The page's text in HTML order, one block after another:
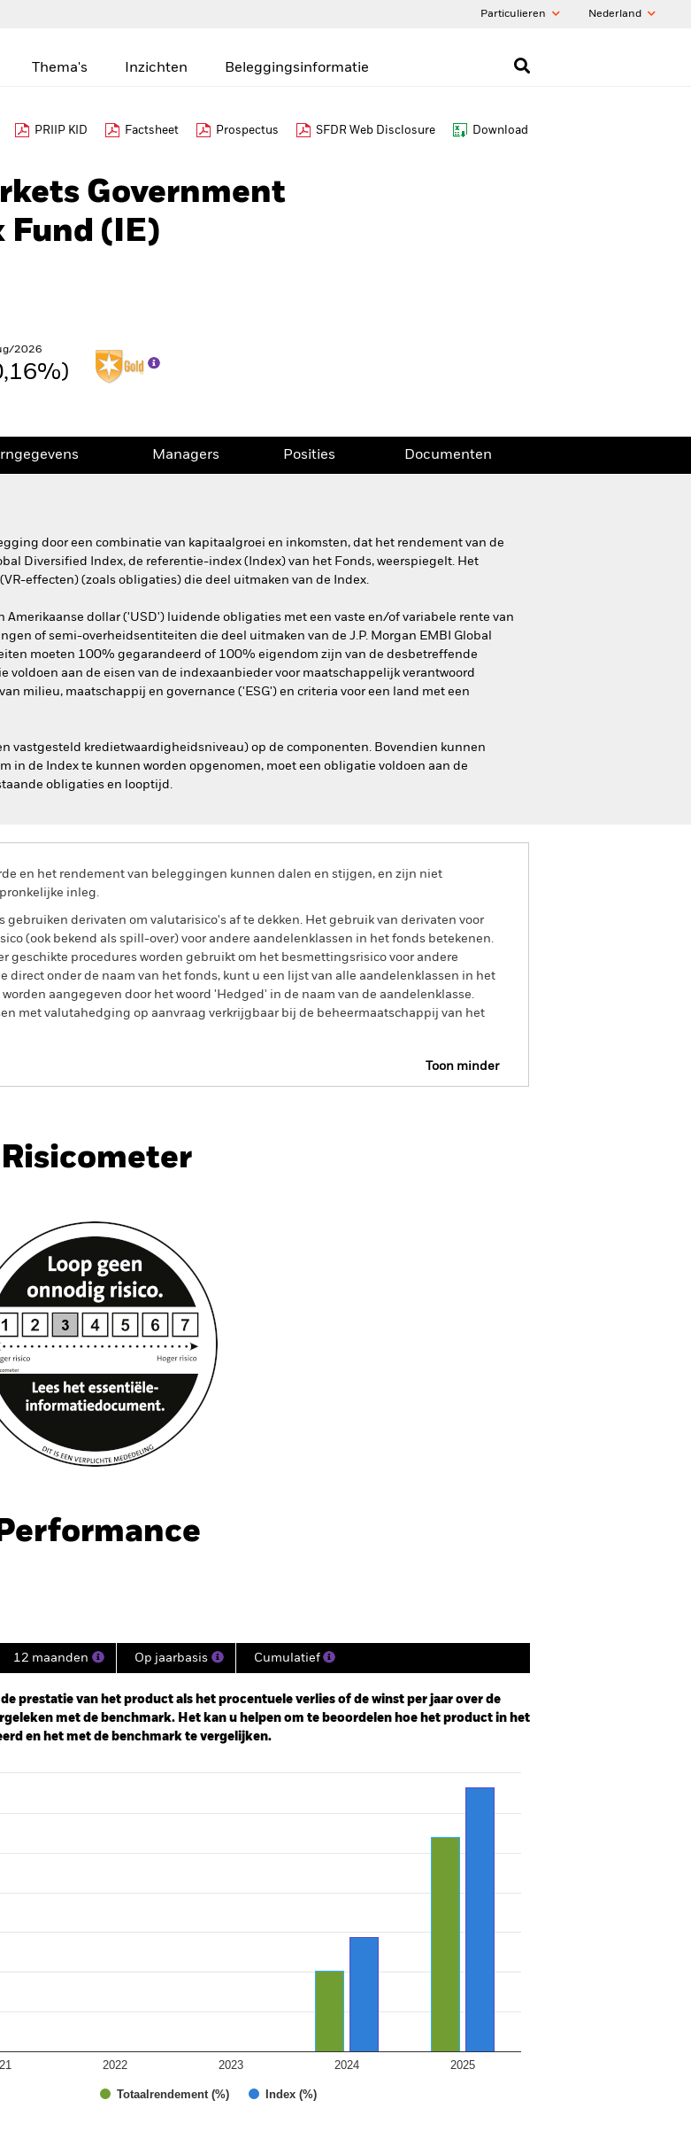
Particulieren Nederland
Thema's Inzichten Beleggingsinformatie
PRIIP KID Factsheet Prospectus SFDR Web Disclosure Download
Government
Fund (IE)
2026
Managers Posities Documenten
door een combinatie van kapitaalgroei en inkomsten, dat het rendement van de
Diversified Index, de referentie-index (Index) van het Fonds, weerspiegelt. Het
effecten) (zoals obligaties) die deel uitmaken van de Index.
Amerikaanse dollar ('USD') luidende obligaties met een vaste en/of variabele rente van
of semi-overheidsentiteiten die deel uitmaken van de J.P. Morgan EMBI Global
moeten 100% gegarandeerd of 100% eigendom zijn van de desbetreffende
aan de eisen van de indexaanbieder voor maatschappelijk verantwoord
milieu, maatschappij en governance ('ESG') en criteria voor een land met een
vastgesteld kredietwaardigheidsniveau) op de componenten. Bovendien kunnen
in de Index te kunnen worden opgenomen, moet een obligatie voldoen aan de
obligaties en looptijd.
en het rendement van beleggingen kunnen dalen en stijgen, en zijn niet
inleg.
derivaten om valutarisico's af te dekken. Het gebruik van derivaten voor
(ook bekend als spill-over) voor andere aandelenklassen in het fonds betekenen.
geschikte procedures worden gebruikt om het besmettingsrisico voor andere
direct onder de naam van het fonds, kunt u een lijst van alle aandelenklassen in het
aangegeven door het woord 'Hedged' in de naam van de aandelenklasse.
met valutahedging op aanvraag verkrijgbaar bij de beheermaatschappij van het
Toon minder
Risicometer
Performance
to 2026-07-31 00:00:00.
12 maanden Op jaarbasis Cumulatief
prestatie van het product als het procentuele verlies of de winst per jaar over de
met de benchmark. Het kan u helpen om te beoordelen hoe het product in het
en het met de benchmark te vergelijken.
series.
displaying Values. Range: 0 to 14.
Totaalrendement (%) Index (%)
2022 2023 2024 2025